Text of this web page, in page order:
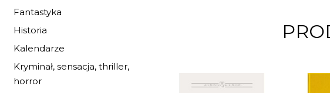
Fantastyka
Historia
Kalendarze
Kryminał, sensacja, thriller,
horror